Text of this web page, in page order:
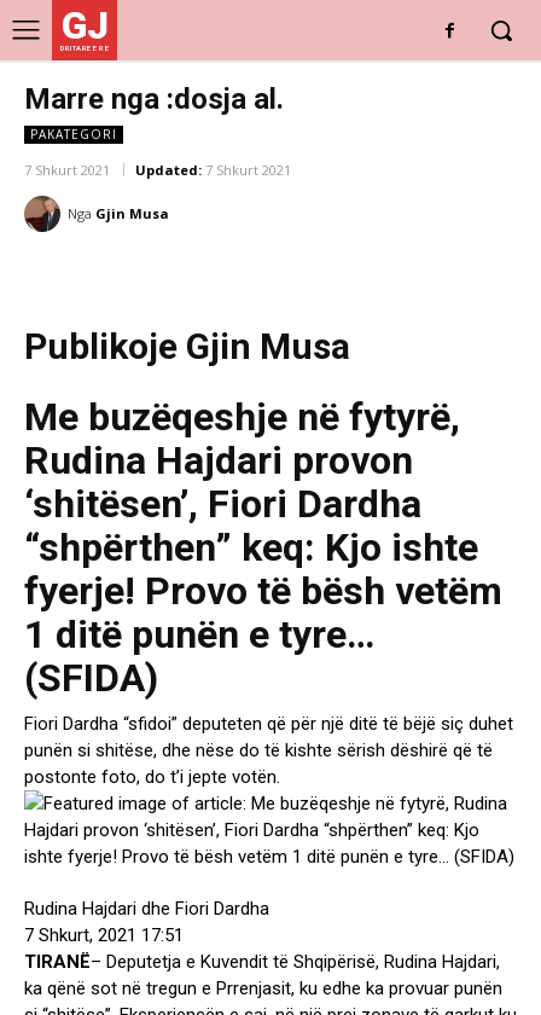
GJ
DRITARE E RE
Marre nga :dosja al.
PAKATEGORI
7 Shkurt 2021 Updated: 7 Shkurt 2021
Nga Gjin Musa
Publikoje Gjin Musa
Me buzëqeshje në fytyrë,
Rudina Hajdari provon
‘shitësen’, Fiori Dardha
“shpërthen” keq: Kjo ishte
fyerje! Provo të bësh vetëm
1 ditë punën e tyre…
(SFIDA)
Fiori Dardha “sfidoi” deputeten që për një ditë të bëjë siç duhet
punën si shitëse, dhe nëse do të kishte sërish dëshirë që të
postonte foto, do t’i jepte votën.
Rudina Hajdari dhe Fiori Dardha
7 Shkurt, 2021 17:51
TIRANË– Deputetja e Kuvendit të Shqipërisë, Rudina Hajdari,
ka qënë sot në tregun e Prrenjasit, ku edhe ka provuar punën